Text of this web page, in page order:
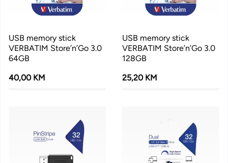
USB memory stick
VERBATIM Store’n’Go 3.0
64GB
40,00 KM
USB memory stick
VERBATIM Store’n’Go 3.0
128GB
25,20 KM